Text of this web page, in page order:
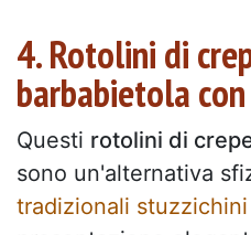
4. Rotolini di
barbabietola
Questi rotolini di
sono un'alternativa
tradizionali